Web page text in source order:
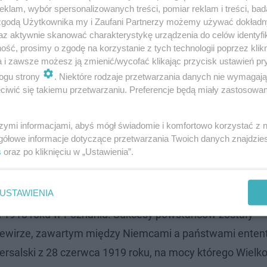
będą mogli poszerzyć swoją wiedzę na temat
edukacyjne, które uzupełniają kontekst
IPN. Tytuł "Powstanie Wielkopolskie 1918-
także w księgarniach, zarówno stacjonarnych, jak i
roku w Poznaniu. Sukcesy powstańców zostały
zawartym między Niemcami a państwami
z 28 czerwca 1919 roku, na mocy którego
wybór spersonalizowanych treści, pomiar reklam i treści,
Użytkownika my i Zaufani Partnerzy możemy używać
aktywnie skanować charakterystykę urządzenia do celów
prosimy o zgodę na korzystanie z tych technologii poprzez
i zawsze możesz ją zmienić/wycofać klikając przycisk ustawień
strony
. Niektóre rodzaje przetwarzania danych nie
się takiemu przetwarzaniu. Preferencje będą miały
informacjami, abyś mógł świadomie i komfortowo korzystać z
informacje dotyczące przetwarzania Twoich danych
oraz po kliknięciu w „Ustawienia”.
USTAWIENIA